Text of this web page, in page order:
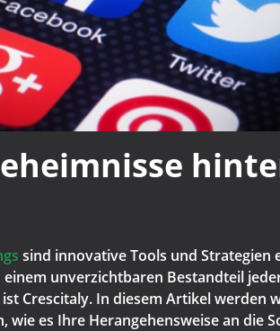
sind innovative Tools und
unverzichtbaren Bestandteil
Crescitaly. In diesem Artikel werden
wie es Ihre Herangehensweise an die